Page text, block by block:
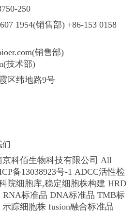
250
1954(销售部) +86-153 0158
销售部)
技术部)
区纬地路9号
们
京科佰生物科技有限公司 All
备13038923号-1 ADCC活性检
院细胞库,稳定细胞株构建 HRD
RNA标准品 DNA标准品 TMB标
踪细胞株 fusion融合标准品